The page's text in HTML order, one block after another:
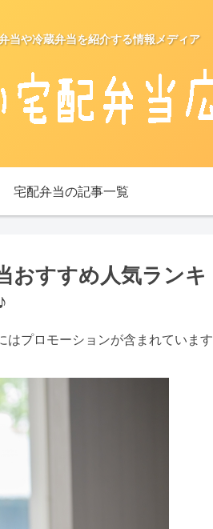
当や冷蔵弁当を紹介する情報メディア
宅配弁当の記事一覧
おすすめ人気ランキ
プロモーションが含まれています